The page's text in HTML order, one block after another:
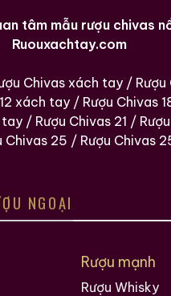
700ml /
tâm mẫu rượu chivas
Ruouxachtay.com
Chivas xách tay / Rượu
xách tay / Rượu Chivas
tay / Rượu Chivas 21 /
Chivas 25 / Rượu Chivas
NGOẠI
Rượu mạnh
Rượu Whisky